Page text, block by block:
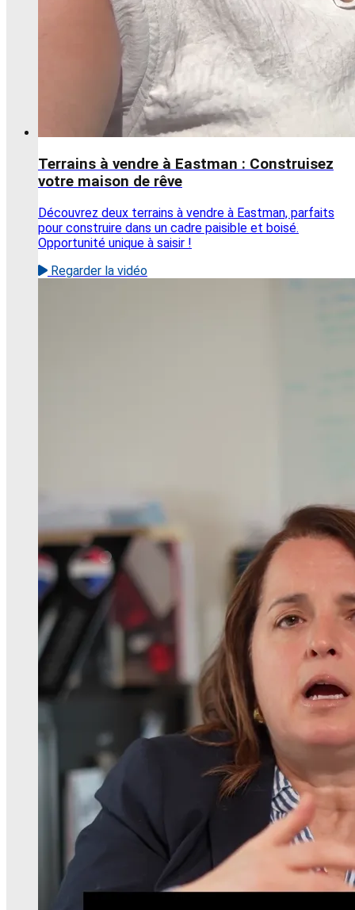
Terrains à vendre à Eastman : Construisez
votre maison de rêve
Découvrez deux terrains à vendre à Eastman, parfaits
pour construire dans un cadre paisible et boisé.
Opportunité unique à saisir !
Regarder la vidéo